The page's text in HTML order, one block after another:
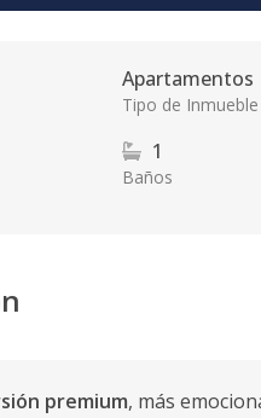
Apartamentos
Tipo de Inmueble
1
Baños
premium, más